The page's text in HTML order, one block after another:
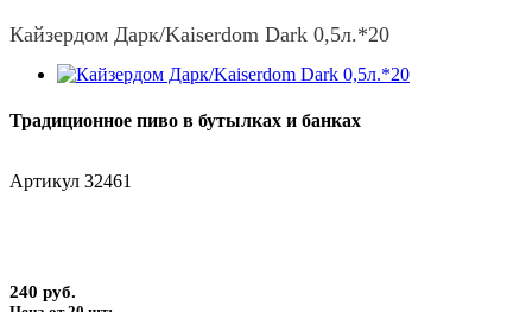
Кайзердом Дарк/Kaiserdom Dark 0,5л.*20
Традиционное пиво в бутылках и банках
Артикул 32461
240 руб.